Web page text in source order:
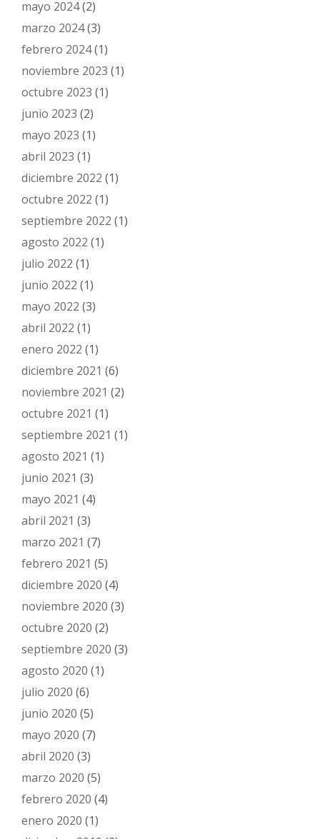
mayo 2024(2)
marzo 2024(3)
febrero 2024(1)
noviembre 2023 (1)
octubre 2023 (1)
junio 2023 (2)
mayo 2023 (1)
abril 2023 (1)
diciembre 2022 (1)
octubre 2022 (1)
septiembre 2022 (1)
agosto 2022 (1)
julio 2022 (1)
junio 2022 (1)
mayo 2022 (3)
abril 2022 (1)
enero 2022 (1)
diciembre 2021 (6)
noviembre 2021 (2)
octubre 2021 (1)
septiembre 2021 (1)
agosto 2021 (1)
junio 2021 (3)
mayo 2021 (4)
abril 2021 (3)
marzo 2021 (7)
febrero 2021 (5)
diciembre 2020 (4)
noviembre 2020 (3)
octubre 2020 (2)
septiembre 2020 (3)
agosto 2020 (1)
julio 2020 (6)
junio 2020 (5)
mayo 2020 (7)
abril 2020 (3)
marzo 2020 (5)
febrero 2020 (4)
enero 2020 (1)